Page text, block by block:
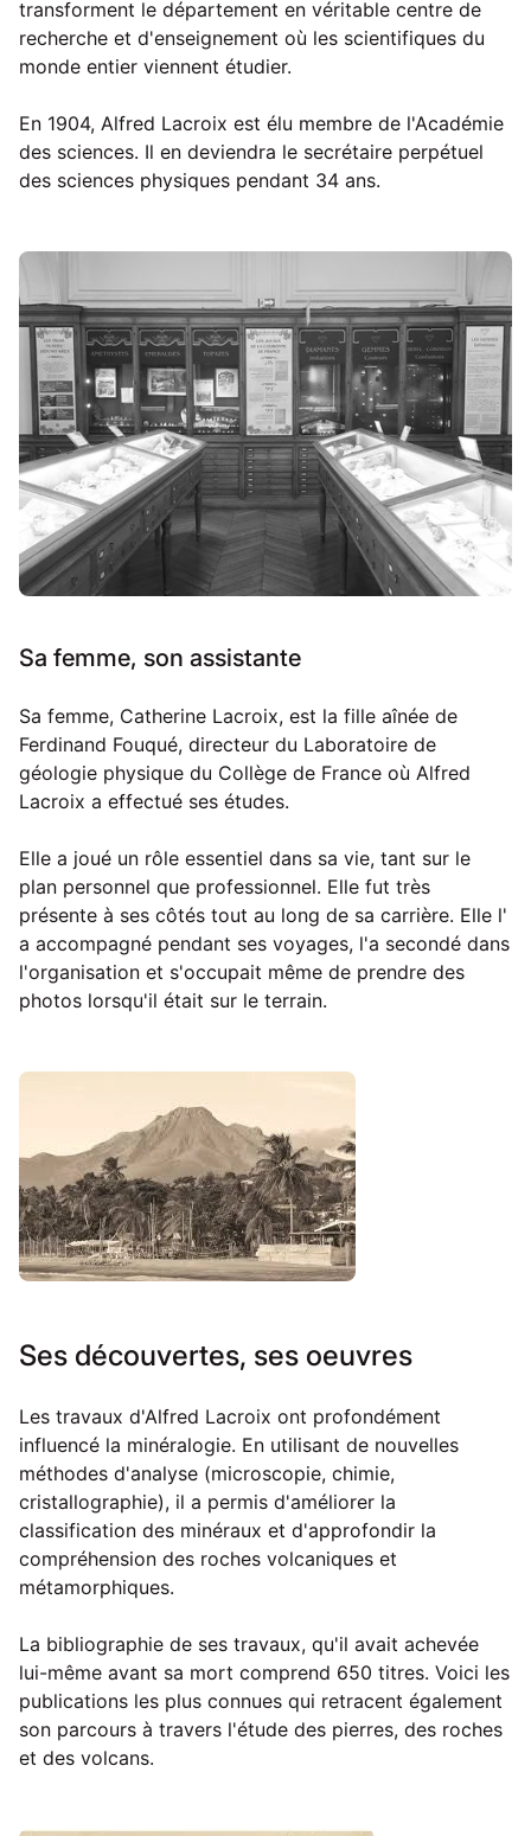
transforment le département en véritable centre de
recherche et d'enseignement où les scientifiques du
monde entier viennent étudier.
En 1904, Alfred Lacroix est élu membre de l'Académie
des sciences. Il en deviendra le secrétaire perpétuel
des sciences physiques pendant 34 ans.
Sa femme, son assistante
Sa femme, Catherine Lacroix, est la fille aînée de
Ferdinand Fouqué, directeur du Laboratoire de
géologie physique du Collège de France où Alfred
Lacroix a effectué ses études.
Elle a joué un rôle essentiel dans sa vie, tant sur le
plan personnel que professionnel. Elle fut très
présente à ses côtés tout au long de sa carrière. Elle l'
a accompagné pendant ses voyages, l'a secondé dans
l'organisation et s'occupait même de prendre des
photos lorsqu'il était sur le terrain.
Ses découvertes, ses oeuvres
Les travaux d'Alfred Lacroix ont profondément
influencé la minéralogie. En utilisant de nouvelles
méthodes d'analyse (microscopie, chimie,
cristallographie), il a permis d'améliorer la
classification des minéraux et d'approfondir la
compréhension des roches volcaniques et
métamorphiques.
La bibliographie de ses travaux, qu'il avait achevée
lui-même avant sa mort comprend 650 titres. Voici les
publications les plus connues qui retracent également
son parcours à travers l'étude des pierres, des roches
et des volcans.